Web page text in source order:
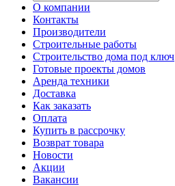
О компании
Контакты
Производители
Строительные работы
Строительство дома под ключ
Готовые проекты домов
Аренда техники
Доставка
Как заказать
Оплата
Купить в рассрочку
Возврат товара
Новости
Акции
Вакансии